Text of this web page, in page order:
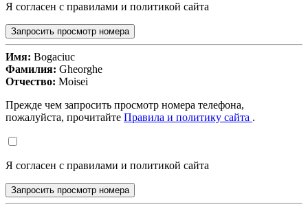
Я согласен с правилами и политикой сайта
Запросить просмотр номера
Имя: Bogaciuc
Фамилия: Gheorghe
Отчество: Moisei
Прежде чем запросить просмотр номера телефона,
пожалуйста, прочитайте Правила и политику сайта .
Я согласен с правилами и политикой сайта
Запросить просмотр номера